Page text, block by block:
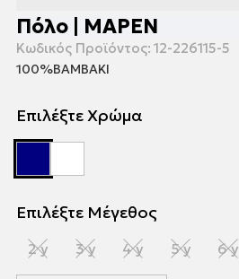
Πόλο | ΜΑΡΕΝ
Κωδικός Προϊόντος: 12-226115-5
100%ΒΑΜΒΑΚΙ
Επιλέξτε Χρώμα
Επιλέξτε Μέγεθος
2 y 3 y 4 y 5 y 6 y